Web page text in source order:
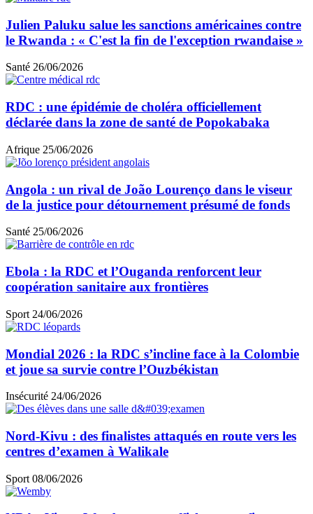
Julien Paluku salue les sanctions américaines contre
le Rwanda : « C'est la fin de l'exception rwandaise »
Santé 26/06/2026
RDC : une épidémie de choléra officiellement
déclarée dans la zone de santé de Popokabaka
Afrique 25/06/2026
Angola : un rival de João Lourenço dans le viseur
de la justice pour détournement présumé de fonds
Santé 25/06/2026
Ebola : la RDC et l’Ouganda renforcent leur
coopération sanitaire aux frontières
Sport 24/06/2026
Mondial 2026 : la RDC s’incline face à la Colombie
et joue sa survie contre l’Ouzbékistan
Insécurité 24/06/2026
Nord-Kivu : des finalistes attaqués en route vers les
centres d’examen à Walikale
Sport 08/06/2026